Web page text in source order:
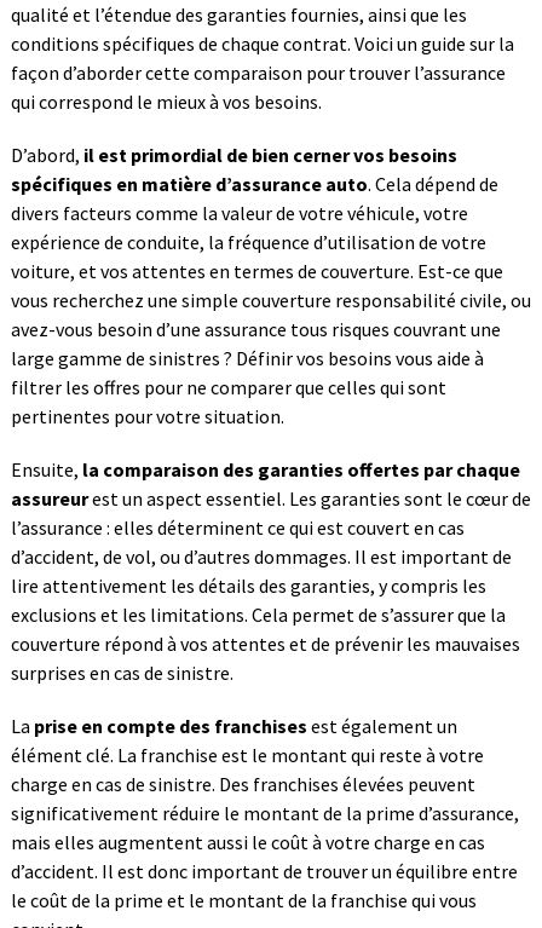
qualité et l’étendue des garanties fournies, ainsi que les
conditions spécifiques de chaque contrat. Voici un guide sur la
façon d’aborder cette comparaison pour trouver l’assurance
qui correspond le mieux à vos besoins.
D’abord, il est primordial de bien cerner vos besoins
spécifiques en matière d’assurance auto. Cela dépend de
divers facteurs comme la valeur de votre véhicule, votre
expérience de conduite, la fréquence d’utilisation de votre
voiture, et vos attentes en termes de couverture. Est-ce que
vous recherchez une simple couverture responsabilité civile, ou
avez-vous besoin d’une assurance tous risques couvrant une
large gamme de sinistres ? Définir vos besoins vous aide à
filtrer les offres pour ne comparer que celles qui sont
pertinentes pour votre situation.
Ensuite, la comparaison des garanties offertes par chaque
assureurest un aspect essentiel. Les garanties sont le cœur de
l’assurance : elles déterminent ce qui est couvert en cas
d’accident, de vol, ou d’autres dommages. Il est important de
lire attentivement les détails des garanties, y compris les
exclusions et les limitations. Cela permet de s’assurer que la
couverture répond à vos attentes et de prévenir les mauvaises
surprises en cas de sinistre.
La prise en compte des franchises est également un
élément clé. La franchise est le montant qui reste à votre
charge en cas de sinistre. Des franchises élevées peuvent
significativement réduire le montant de la prime d’assurance,
mais elles augmentent aussi le coût à votre charge en cas
d’accident. Il est donc important de trouver un équilibre entre
le coût de la prime et le montant de la franchise qui vous